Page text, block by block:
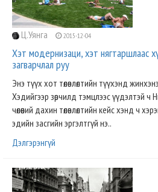
Ц.Уянга 2015-12-04
Хэт модернизаци, хэт нягтаршлаас
загварчлал руу
Энэ түүх хот төлөвлөлтийн түүхэнд
Хэдийгээр зөрчилд тэмцлээс үүдэлтэй ч
чөлөөний дахин төлөвлөлтийн кейс хэнд ч
эдийн засгийн эргэлтгүй нэ..
Дэлгэрэнгүй